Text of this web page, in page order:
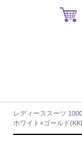
レディーススーツ
ホワイト×ゴールド